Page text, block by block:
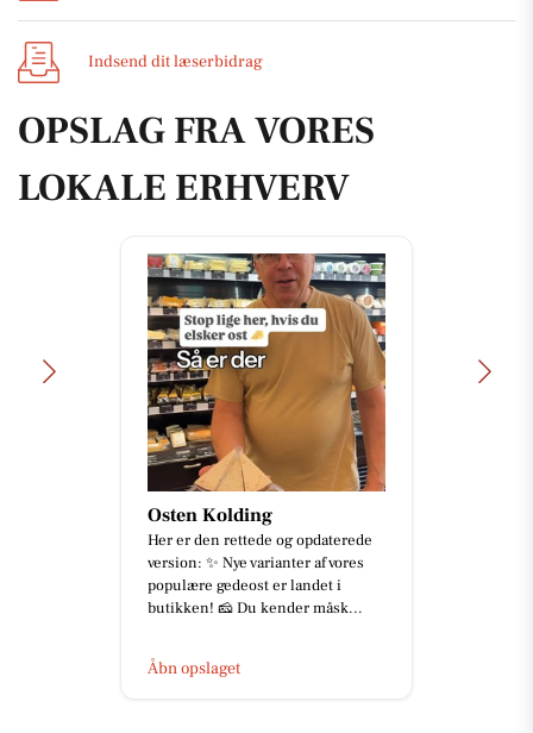
Indsend dit læserbidrag
OPSLAG FRA VORES
LOKALE ERHVERV
Osten Kolding
Her er den rettede og opdaterede
version: ✨ Nye varianter af vores
populære gedeost er landet i
butikken! 🧀 Du kender måsk...
Åbn opslaget